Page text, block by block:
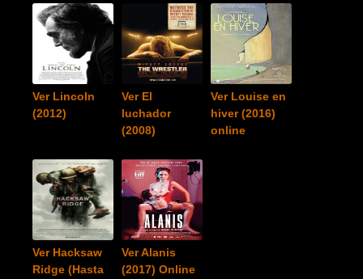
Ver Lincoln
(2012)
Ver El
luchador
(2008)
Ver Louise en
hiver (2016)
online
Ver Hacksaw
Ridge (Hasta
Ver Alanis
(2017) Online